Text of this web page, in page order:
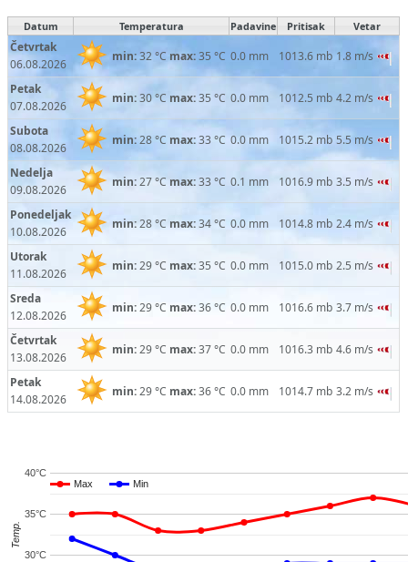
Datum Temperatura Padavine Pritisak Vetar
Četvrtak
06.08.2026
min:32 °C max:35 °C 0.0 mm 1013.6 mb 1.8 m/s
Petak
07.08.2026
min:30 °C max:35 °C 0.0 mm 1012.5 mb 4.2 m/s
Subota
08.08.2026
min:28 °C max:33 °C 0.0 mm 1015.2 mb 5.5 m/s
Nedelja
09.08.2026
min:27 °Cmax:33 °C 0.1 mm 1016.9 mb 3.5 m/s
Ponedeljak
10.08.2026
min:28 °C max:34 °C 0.0 mm 1014.8 mb 2.4 m/s
Utorak
11.08.2026
min:29 °C max:35 °C 0.0 mm 1015.0 mb 2.5 m/s
Sreda
12.08.2026
min:29 °C max:36 °C 0.0 mm 1016.6 mb 3.7 m/s
Četvrtak
13.08.2026
min:29 °C max:37 °C 0.0 mm 1016.3 mb 4.6 m/s
Petak
14.08.2026
min:29 °C max:36 °C 0.0 mm 1014.7 mb 3.2 m/s
30°C
35°C
40°C
Max
Max Min
Min
Temp.